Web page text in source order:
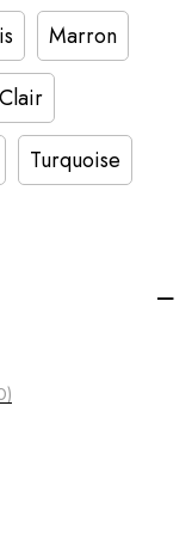
Marron
Turquoise